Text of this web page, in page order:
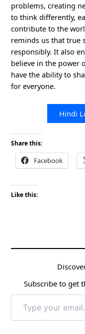
problems, creating
to think differently,
contribute to the
reminds us that true
responsibly. It also
believe in the power
have the ability to
for everyone.
Hindi
Share this:
Facebook
Like this:
Subscribe to get
your
email…